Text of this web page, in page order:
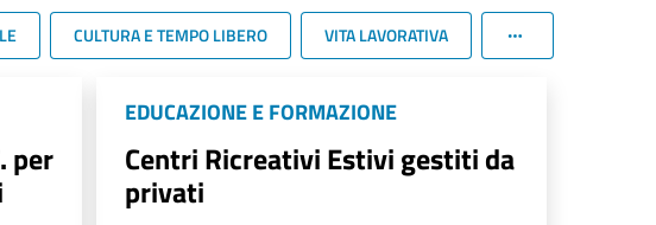
CULTURA E TEMPO LIBERO VITA LAVORATIVA
per
EDUCAZIONE E FORMAZIONE
Centri Ricreativi Estivi gestiti da
privati